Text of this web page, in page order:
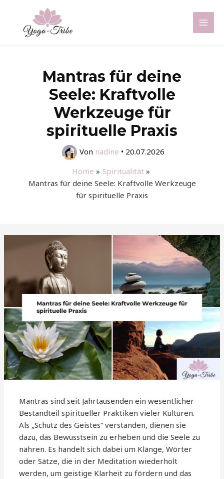
springen
Main
Mantras für deine
Seele: Kraftvolle
Werkzeuge für
spirituelle Praxis
Von nadine • 20.07.2026
Home
Spiritualität
Mantras für deine Seele: Kraftvolle Werkzeuge
für spirituelle Praxis
Mantras sind seit Jahrtausenden ein wesentlicher
Bestandteil spiritueller Praktiken vieler Kulturen.
Als „Schutz des Geistes“ verstanden, dienen sie
dazu, das Bewusstsein zu erheben und die Seele zu
nähren. Es handelt sich dabei um Klänge, Wörter
oder Sätze, die in der Meditation wiederholt
werden, um geistige Klarheit zu fördern und das